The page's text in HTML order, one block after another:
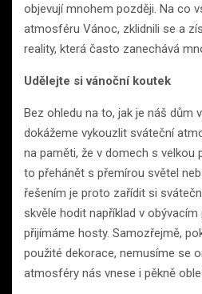
objevují mnohem později. Na co
atmosféru Vánoc, zklidnili se a
reality, která často zanechává
Udělejte si vánoční koutek
Bez ohledu na to, jak je náš dům
dokážeme vykouzlit sváteční
na paměti, že v domech s velkou
to přehánět s přemírou světel
řešením je proto zařídit si
skvěle hodit například v
přijímáme hosty. Samozřejmě,
použité dekorace, nemusíme se
atmosféry nás vnese i pěkně